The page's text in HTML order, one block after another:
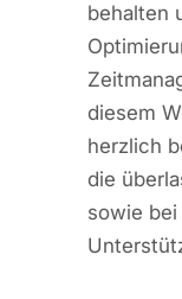
behalten
diesem
herzlich
die
sowie